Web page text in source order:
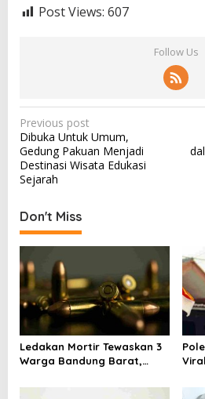
Post Views: 607
Follow Us
P
o
s
t
n
a
v
i
g
a
t
i
o
Previous post
Dibuka Untuk Umum,
Gedung Pakuan Menjadi
Destinasi Wisata Edukasi
Sejarah
Don't Miss
Ledakan Mortir Tewaskan 3
Warga Bandung Barat,
Amunisi Bekas